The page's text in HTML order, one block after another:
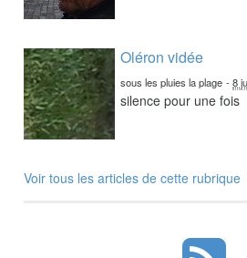
Oléron vidée
sous les pluies la plage -8
silence pour une fois
Voir tous les articles de cette rubrique